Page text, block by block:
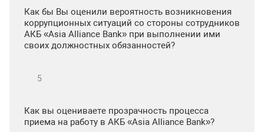
Как бы Вы оценили вероятность возникновения
коррупционных ситуаций со стороны сотрудников
АКБ «Asia Alliance Bank» при выполнении ими
своих должностных обязанностей?
Как вы оцениваете прозрачность процесса
приема на работу в АКБ «Asia Alliance Bank»?